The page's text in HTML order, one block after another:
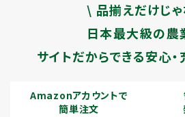
\ 品揃えだけじ
日本最大級の農
サイトだからできる安心
Amazonアカウントで
簡単注文